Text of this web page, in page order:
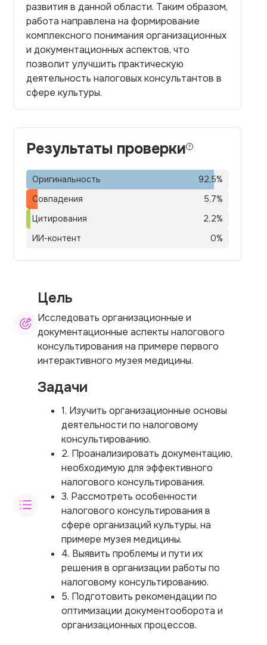
развития в данной области. Таким образом,
работа направлена на формирование
комплексного понимания организационных
и документационных аспектов, что
позволит улучшить практическую
деятельность налоговых консультантов в
сфере культуры.
Результаты проверки
Оригинальность 92,5%
Совпадения
5,7%
Цитирования
2,2%
ИИ-контент
0%
Цель
Исследовать организационные и
документационные аспекты налогового
консультирования на примере первого
интерактивного музея медицины.
Задачи
1. Изучить организационные основы
деятельности по налоговому
консультированию.
2. Проанализировать документацию,
необходимую для эффективного
налогового консультирования.
3. Рассмотреть особенности
налогового консультирования в
сфере организаций культуры, на
примере музея медицины.
4. Выявить проблемы и пути их
решения в организации работы по
налоговому консультированию.
5. Подготовить рекомендации по
оптимизации документооборота и
организационных процессов.